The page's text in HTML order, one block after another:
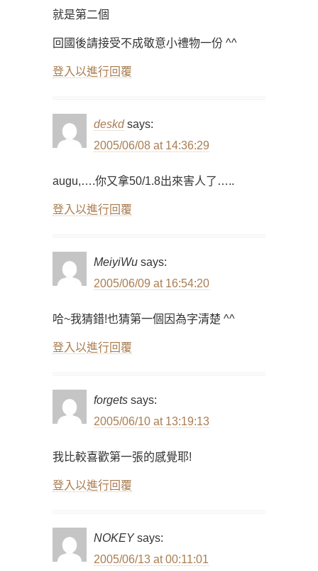
就是第二個
回國後請接受不成敬意小禮物一份 ^^
登入以進行回覆
deskd says:
2005/06/08 at 14:36:29
augu,….你又拿50/1.8出來害人了…..
登入以進行回覆
MeiyiWu says:
2005/06/09 at 16:54:20
哈~我猜錯!也猜第一個因為字清楚 ^^
登入以進行回覆
forgets says:
2005/06/10 at 13:19:13
我比較喜歡第一張的感覺耶!
登入以進行回覆
NOKEY says:
2005/06/13 at 00:11:01